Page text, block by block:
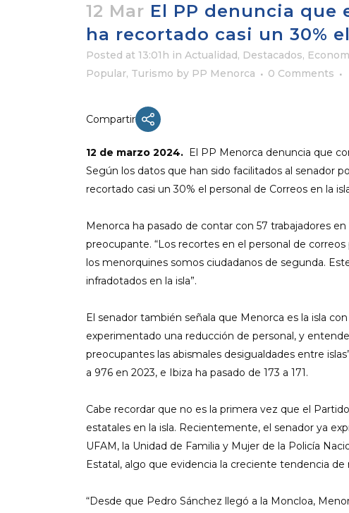
12 Mar El PP denuncia que
ha recortado casi un 30%
Posted at 13:01h in Actualidad, Destacados,
Popular, Turismo by PP Menorca 0 Comments
Compartir
12 de marzo 2024. El PP Menorca denuncia que
Según los datos que han sido facilitados al senador
recortado casi un 30% el personal de Correos en la
Menorca ha pasado de contar con 57 trabajadores
preocupante. “Los recortes en el personal de
los menorquines somos ciudadanos de segunda.
infradotados en la isla”.
El senador también señala que Menorca es la isla
experimentado una reducción de personal, y
preocupantes las abismales desigualdades entre
a 976 en 2023, e Ibiza ha pasado de 173 a 171.
Cabe recordar que no es la primera vez que el
estatales en la isla. Recientemente, el senador ya
UFAM, la Unidad de Familia y Mujer de la Policía
Estatal, algo que evidencia la creciente tendencia
“Desde que Pedro Sánchez llegó a la Moncloa,